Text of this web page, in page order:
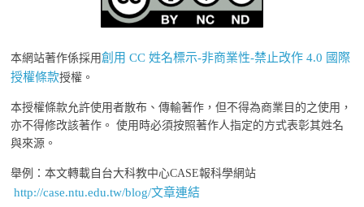
本網站著作係採用創用 CC 姓名標示-非商業性-禁止改作 4.0 國際
授權條款授權。
本授權條款允許使用者散布、傳輸著作，但不得為商業目的之使用，
亦不得修改該著作。 使用時必須按照著作人指定的方式表彰其姓名
與來源。
舉例：本文轉載自台大科教中心CASE報科學網站
http://case.ntu.edu.tw/blog/文章連結